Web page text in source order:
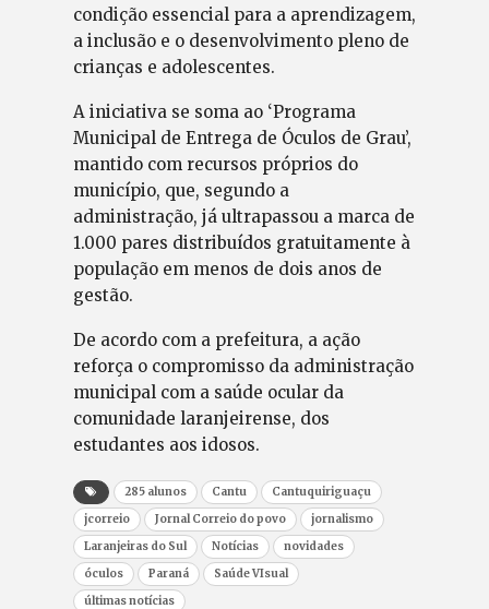
condição essencial para a aprendizagem,
a inclusão e o desenvolvimento pleno de
crianças e adolescentes.
A iniciativa se soma ao ‘Programa
Municipal de Entrega de Óculos de Grau’,
mantido com recursos próprios do
município, que, segundo a
administração, já ultrapassou a marca de
1.000 pares distribuídos gratuitamente à
população em menos de dois anos de
gestão.
De acordo com a prefeitura, a ação
reforça o compromisso da administração
municipal com a saúde ocular da
comunidade laranjeirense, dos
estudantes aos idosos.
285 alunos Cantu
Cantuquiriguaçu
jcorreio
Jornal Correio do povo
jornalismo
Laranjeiras do Sul
Notícias
novidades
óculos
Paraná
Saúde VIsual
últimas notícias